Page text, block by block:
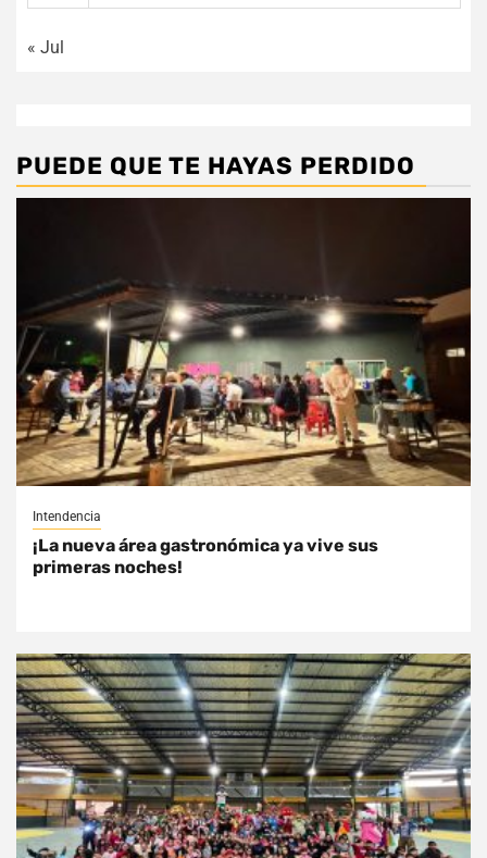
« Jul
PUEDE QUE TE HAYAS PERDIDO
Intendencia
¡La nueva área gastronómica ya vive sus
primeras noches!